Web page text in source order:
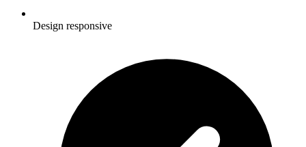
Design responsive